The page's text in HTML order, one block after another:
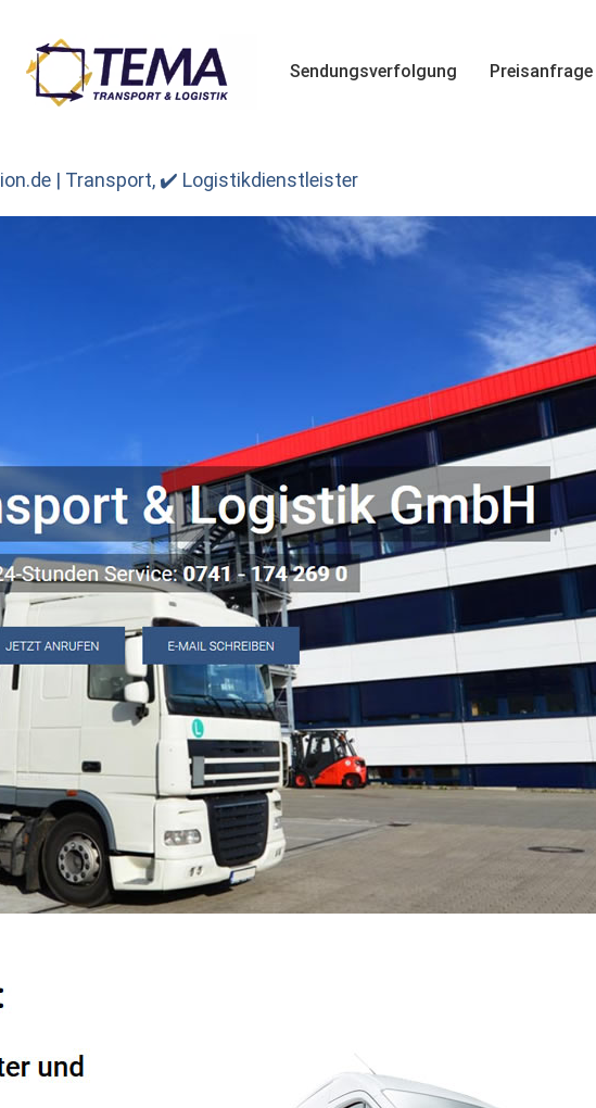
Sendungsverfolgung Preisanfrage
| Transport, ✔️ Logistikdienstleister